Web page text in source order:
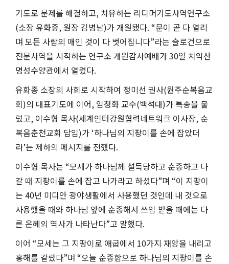
기도로 문제를 해결하고, 치유하는 리디머기도사역연구소
(소장 유화종, 원장 김병남)가 개원됐다. “문이 곧 다 열리
며 모든 사람의 매인 것이 다 벗어집니다”라는 슬로건으로
전문사역을 시작하는 연구소 개원감사예배가30일 치악산
명성수양관에서 열렸다.
유화종 소장의 사회로 시작하여 정미선 권사(원주순복음교
회)의 대표기도에 이어, 임청화 교수(백석대)가 특송을 불
렀고, 이수형 목사(세계인터강원협력네트워크 이사장, 순
복음춘천교회 담임)가‘하나님의 지팡이를 손에 잡았더
라’는 제하의 메시지를 전했다.
이수형 목사는 “모세가 하나님께 설득당하고 순종하고 나
갈 때 지팡이를 손에 잡고 나가라고 하셨다”며 “이 지팡이
는 40년 미디안 광야생활에서 사용했던 것인데 내 것으로
사용했을 때와 하나님 앞에 순종해서 쓰임 받을 때에는 다
른 은혜의 역사가 나타난다”고 말했다.
이어 “모세는 그 지팡이로 애굽에서 10가지 재앙을 내리고
홍해를 갈랐다”며 “오늘 순종함으로 하나님의 지팡이를 손